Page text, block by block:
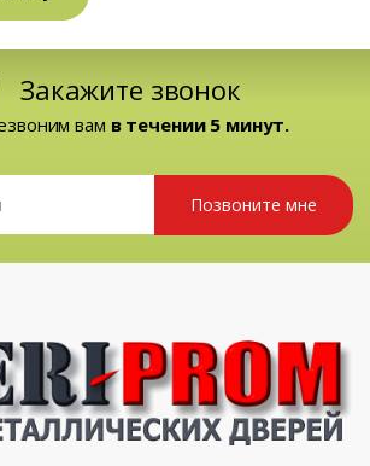
Закажите звонок
вам в течении 5 минут.
Позвоните мне